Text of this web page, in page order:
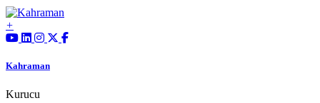
Kahraman
Kurucu